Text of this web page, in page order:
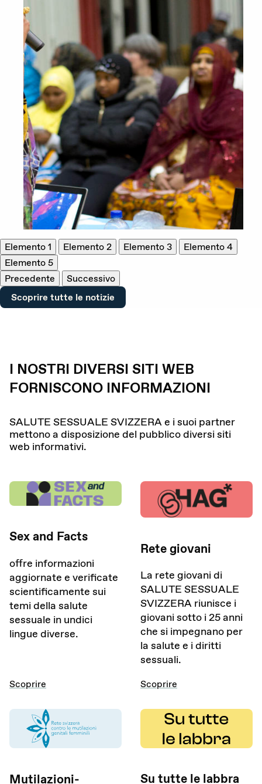
Elemento 1 Elemento 2 Elemento 3
Elemento 4
Elemento 5
Precedente
Successivo
Scoprire tutte le notizie
I NOSTRI DIVERSI SITI WEB
FORNISCONO INFORMAZIONI
SALUTE SESSUALE SVIZZERA e i suoi partner
mettono a disposizione del pubblico diversi siti
web informativi.
Sex and Facts
offre informazioni
aggiornate e verificate
scientificamente sui
temi della salute
sessuale in undici
lingue diverse.
Scoprire
Rete giovani
La rete giovani di
SALUTE SESSUALE
SVIZZERA riunisce i
giovani sotto i 25 anni
che si impegnano per
la salute e i diritti
sessuali.
Scoprire
Mutilazioni-
Su tutte le labbra